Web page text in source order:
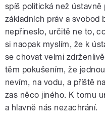
spíš politická než ústavně
základních práv a svobod
nepřineslo, určitě ne to,
si naopak myslím, že k
se chovat velmi
těm pokušením, že
nevím, na vodu, a příště
zas něco jiného. K tomu
a hlavně nás nezachrání.